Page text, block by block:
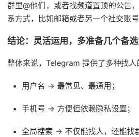
群里@他们，或者找频道置顶的公告
系方式，比如邮箱或者另一个社交账号
结论：灵活运用，多准备几个备
整体来说，Telegram 提供了多种找人
用户名 → 最常见、最通用；
手机号 → 方便但依赖隐私设置；
全局搜索 → 不仅能找人，还能找